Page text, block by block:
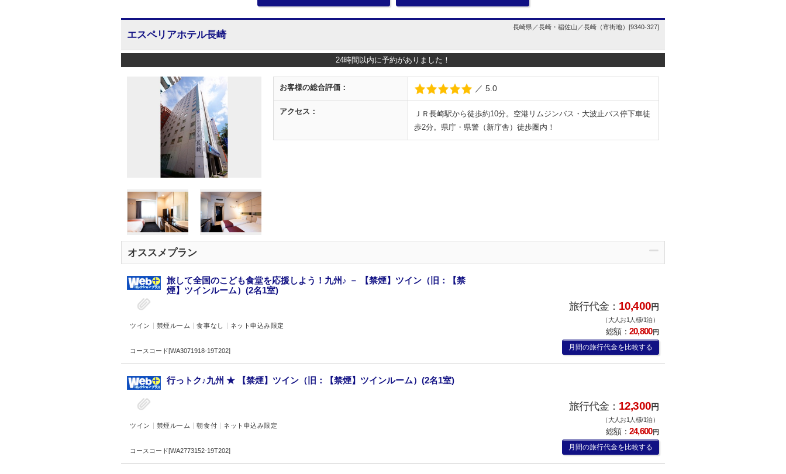
エスペリアホテル長崎
長崎県／長崎・稲佐山／長崎（市街地）[9340-327]
24時間以内に予約がありました！
お客様の総合評価： ／ 5.0
アクセス：
ＪＲ長崎駅から徒歩約10分。空港リムジンバス・大波止バス停下車徒
歩2分。県庁・県警（新庁舎）徒歩圏内！
オススメプラン
旅して全国のこども食堂を応援しよう！九州♪ － 【禁煙】ツイン（旧：【禁
煙】ツインルーム）(2名1室)
ツイン 禁煙ルーム 食事なし ネット申込み限定
旅行代金： 10,400円
（大人お1人様/1泊）
総額： 20,800円
コースコード[WA3071918-19T202] 月間の旅行代金を比較する
行っトク♪九州 ★ 【禁煙】ツイン（旧：【禁煙】ツインルーム）(2名1室)
ツイン 禁煙ルーム 朝食付 ネット申込み限定
旅行代金： 12,300円
（大人お1人様/1泊）
総額： 24,600円
コースコード[WA2773152-19T202] 月間の旅行代金を比較する